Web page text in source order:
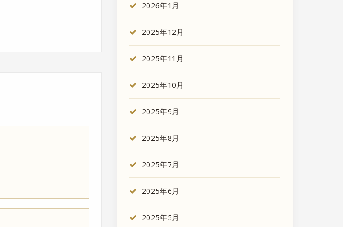
2026年1月
2025年12月
2025年11月
2025年10月
2025年9月
2025年8月
2025年7月
2025年6月
2025年5月